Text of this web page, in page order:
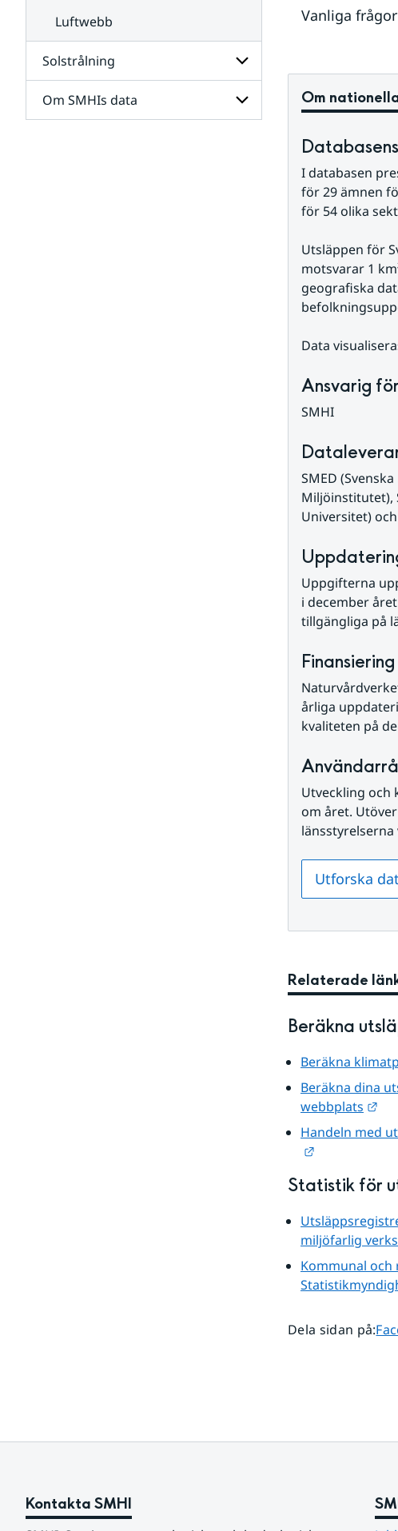
av
luftkvalitet
Luftwebb
Solstrålning
Undersidor
för
Om SMHIs data
Vanliga
Om
I databasen
för 29 ämnen
för 54 olika
Utsläppen för
motsvarar 1
geografiska
Data
Ansvarig
SMHI
SMED
Miljöinstitutet),
Universitet)
Uppgifterna
i december
tillgängliga på
Finansiering
årliga
kvaliteten på
Utveckling och
om året.
länsstyrelserna
Utforska
Relaterade
Beräkna
Beräkna
Beräkna dina
webbplats
Handeln med
Länk till
Statistik för
miljöfarlig
Kommunal
Dela sidan på:
Kontakta SMHI